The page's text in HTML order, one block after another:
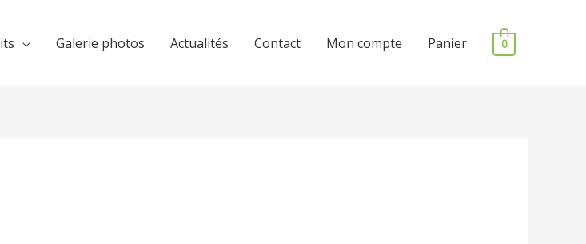
Galerie photos Actualités Contact Mon compte Panier 0